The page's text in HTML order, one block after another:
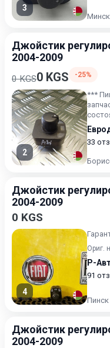
3
Минск
Джойстик
2004-2009
0 KGS0 KGS -25%
2
***
33
Джойстик
2004-2009
0 KGS
4
Ориг.
Р-
91
Пинск
Джойстик
2004-2009